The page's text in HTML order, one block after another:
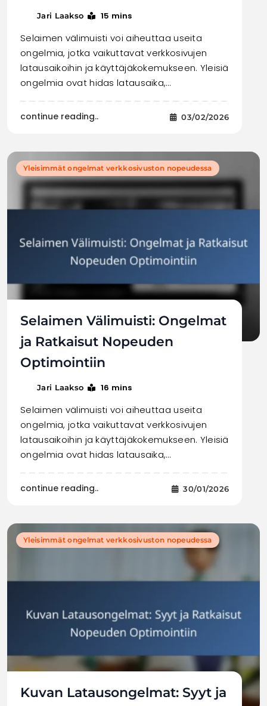
Jari Laakso 15 mins
Selaimen välimuisti voi aiheuttaa useita
ongelmia, jotka vaikuttavat verkkosivujen
latausaikoihin ja käyttäjäkokemukseen. Yleisiä
ongelmia ovat hidas latausaika,…
continue reading.. 03/02/2026
Yleisimmät ongelmat verkkosivuston nopeudessa
Selaimen Välimuisti: Ongelmat
ja Ratkaisut Nopeuden
Optimointiin
Jari Laakso 16 mins
Selaimen välimuisti voi aiheuttaa useita
ongelmia, jotka vaikuttavat verkkosivujen
latausaikoihin ja käyttäjäkokemukseen. Yleisiä
ongelmia ovat hidas latausaika,…
continue reading.. 30/01/2026
Yleisimmät ongelmat verkkosivuston nopeudessa
Kuvan Latausongelmat: Syyt ja